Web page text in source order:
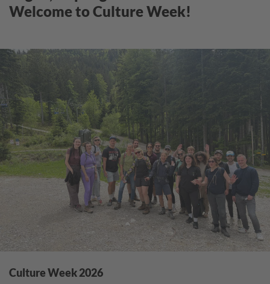
Welcome to Culture Week!
Culture Week 2026